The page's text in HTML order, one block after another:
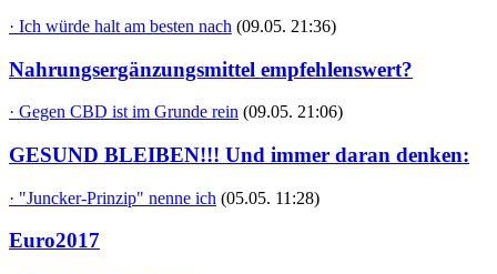
· Ich würde halt am besten nach (09.05. 21:36)
Nahrungsergänzungsmittel empfehlenswert?
· Gegen CBD ist im Grunde rein (09.05. 21:06)
GESUND BLEIBEN!!! Und immer daran denken:
· "Juncker-Prinzip" nenne ich (05.05. 11:28)
Euro2017